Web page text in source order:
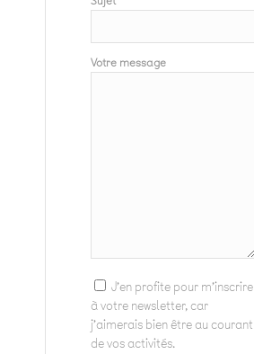
Votre message
J'en profite pour m'inscrire
à votre newsletter, car
j'aimerais bien être au courant
de vos activités.